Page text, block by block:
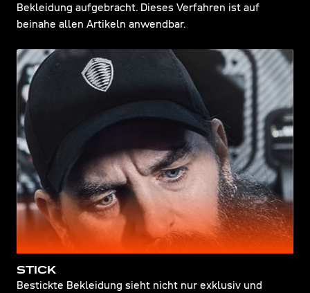
Bekleidung aufgebracht. Dieses Verfahren ist auf
beinahe allen Artikeln anwendbar.
STICK
Bestickte Bekleidung sieht nicht nur exklusiv und